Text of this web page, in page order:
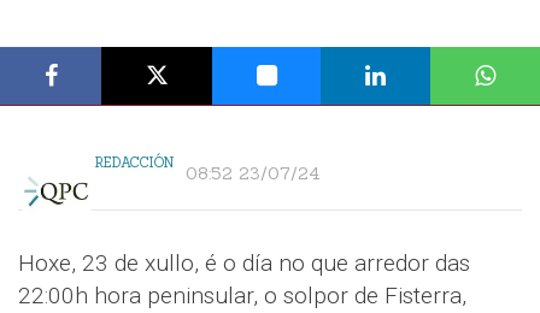
REDACCIÓN 08:52 23/07/24
Hoxe, 23 de xullo, é o día no que arredor das
22:00h hora peninsular, o solpor de Fisterra,